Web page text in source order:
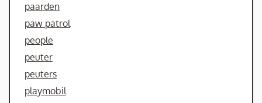
paarden
paw patrol
people
peuter
peuters
playmobil